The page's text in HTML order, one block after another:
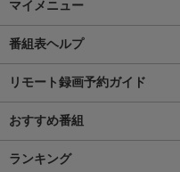
マイメニュー
番組表ヘルプ
リモート録画予約ガイド
おすすめ番組
ランキング